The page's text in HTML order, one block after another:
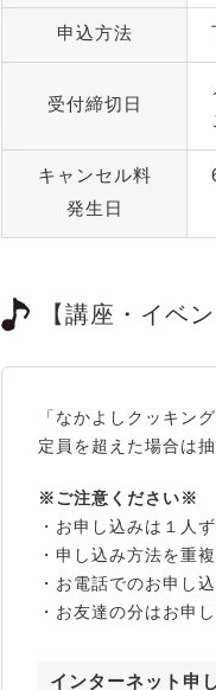
申込方法
受付締切日
キャンセル料
発生日
【講座・イベ
「なかよしクッキン
定員を超えた場合は
※ご注意ください※
・お申し込みは１人
・申し込み方法を重
・お電話でのお申し
・お友達の分はお申
インターネット申